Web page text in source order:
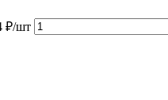
₽/шт